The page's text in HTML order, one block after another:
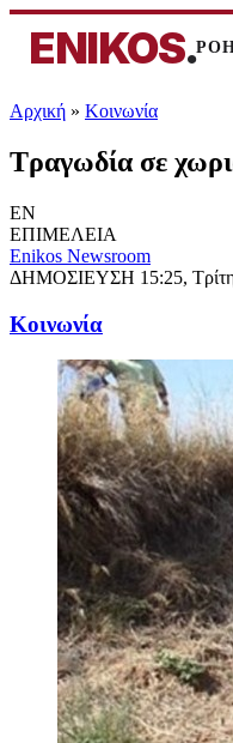
ENIKOS.
Αρχική » Κοινωνία
Τραγωδία σε
EN
ΕΠΙΜΕΛΕΙΑ
Enikos Newsroom
ΔΗΜΟΣΙΕΥΣΗ 15:25,
Κοινωνία